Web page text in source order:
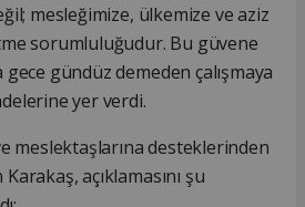
mesleğimize, ülkemize ve aziz
sorumluluğudur. Bu güvene
gece gündüz demeden çalışmaya
yer verdi.
meslektaşlarına desteklerinden
açıklamasını şu